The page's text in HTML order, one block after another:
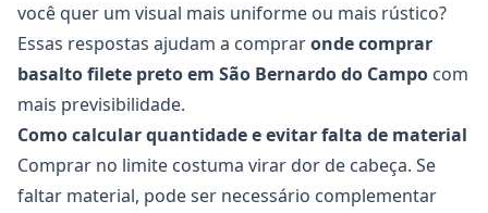
você quer um visual mais uniforme ou mais rústico?
Essas respostas ajudam a compraronde comprar
basalto filete preto em São Bernardo do Campo com
mais previsibilidade.
Como calcular quantidade e evitar falta de material
Comprar no limite costuma virar dor de cabeça. Se
faltar material, pode ser necessário complementar